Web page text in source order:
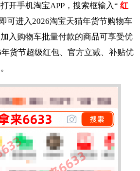
开手机淘宝APP，搜索框输入“ 红
可进入2026淘宝天猫年货节购物车
入购物车批量付款的商品可享受优
货节超级红包、官方立减、补贴优